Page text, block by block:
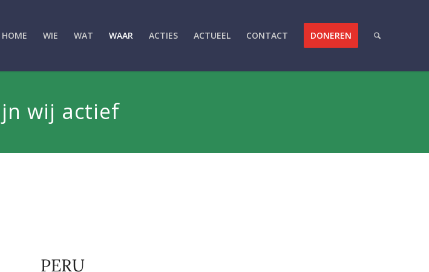
HOME WIE WAT WAAR ACTIES ACTUEEL CONTACT DONEREN
wij actief
PERU